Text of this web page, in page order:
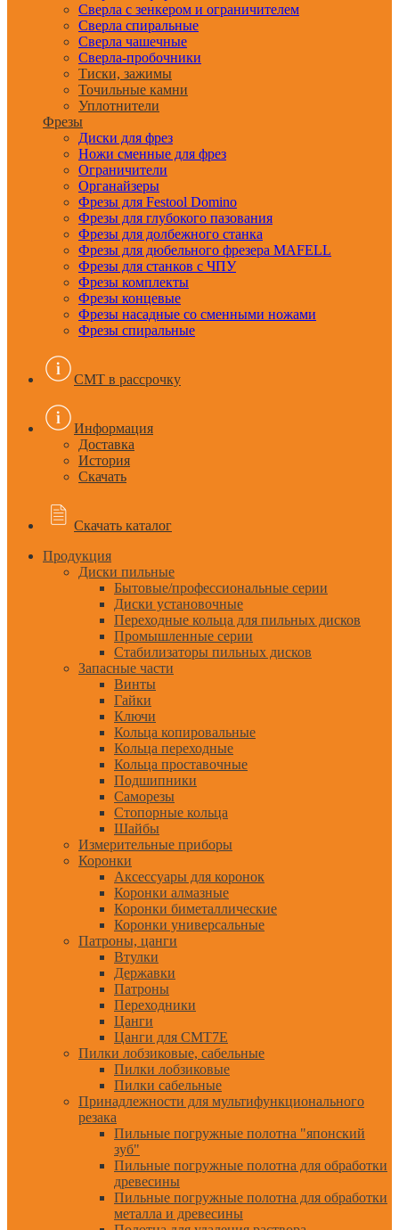
Сверла с зенкером и ограничителем
Сверла спиральные
Сверла чашечные
Сверла-пробочники
Тиски, зажимы
Точильные камни
Уплотнители
Фрезы
Диски для фрез
Ножи сменные для фрез
Ограничители
Органайзеры
Фрезы для Festool Domino
Фрезы для глубокого пазования
Фрезы для долбежного станка
Фрезы для дюбельного фрезера MAFELL
Фрезы для станков с ЧПУ
Фрезы комплекты
Фрезы концевые
Фрезы насадные со сменными ножами
Фрезы спиральные
CMT в рассрочку
Информация
Доставка
История
Скачать
Скачать каталог
Продукция
Диски пильные
Бытовые/профессиональные серии
Диски установочные
Переходные кольца для пильных дисков
Промышленные серии
Стабилизаторы пильных дисков
Запасные части
Винты
Гайки
Ключи
Кольца копировальные
Кольца переходные
Кольца проставочные
Подшипники
Саморезы
Стопорные кольца
Шайбы
Измерительные приборы
Коронки
Аксессуары для коронок
Коронки алмазные
Коронки биметаллические
Коронки универсальные
Патроны, цанги
Втулки
Державки
Патроны
Переходники
Цанги
Цанги для CMT7E
Пилки лобзиковые, сабельные
Пилки лобзиковые
Пилки сабельные
Принадлежности для мультифункционального
резака
Пильные погружные полотна "японский
зуб"
Пильные погружные полотна для обработки
древесины
Пильные погружные полотна для обработки
металла и древесины